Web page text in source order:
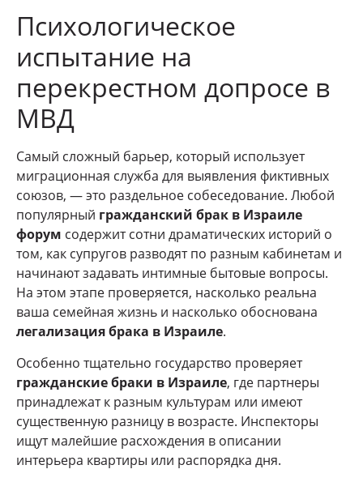
Психологическое
испытание на
перекрестном допросе в
МВД
Самый сложный барьер, который использует
миграционная служба для выявления фиктивных
союзов, — это раздельное собеседование. Любой
популярный гражданский брак в Израиле
форум содержит сотни драматических историй о
том, как супругов разводят по разным кабинетам и
начинают задавать интимные бытовые вопросы.
На этом этапе проверяется, насколько реальна
ваша семейная жизнь и насколько обоснована
легализация брака в Израиле.
Особенно тщательно государство проверяет
гражданские браки в Израиле, где партнеры
принадлежат к разным культурам или имеют
существенную разницу в возрасте. Инспекторы
ищут малейшие расхождения в описании
интерьера квартиры или распорядка дня.